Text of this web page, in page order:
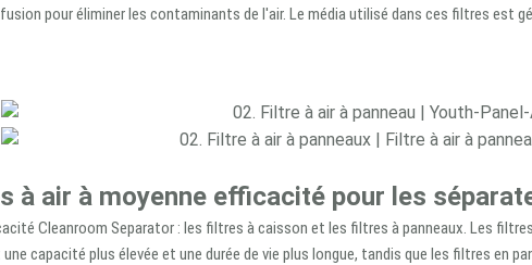
pour éliminer les contaminants de l'air. Le média utilisé dans ces filtres est
à air à moyenne efficacité pour les
Cleanroom Separator : les filtres à caisson et les filtres à panneaux. Les
capacité plus élevée et une durée de vie plus longue, tandis que les filtres en